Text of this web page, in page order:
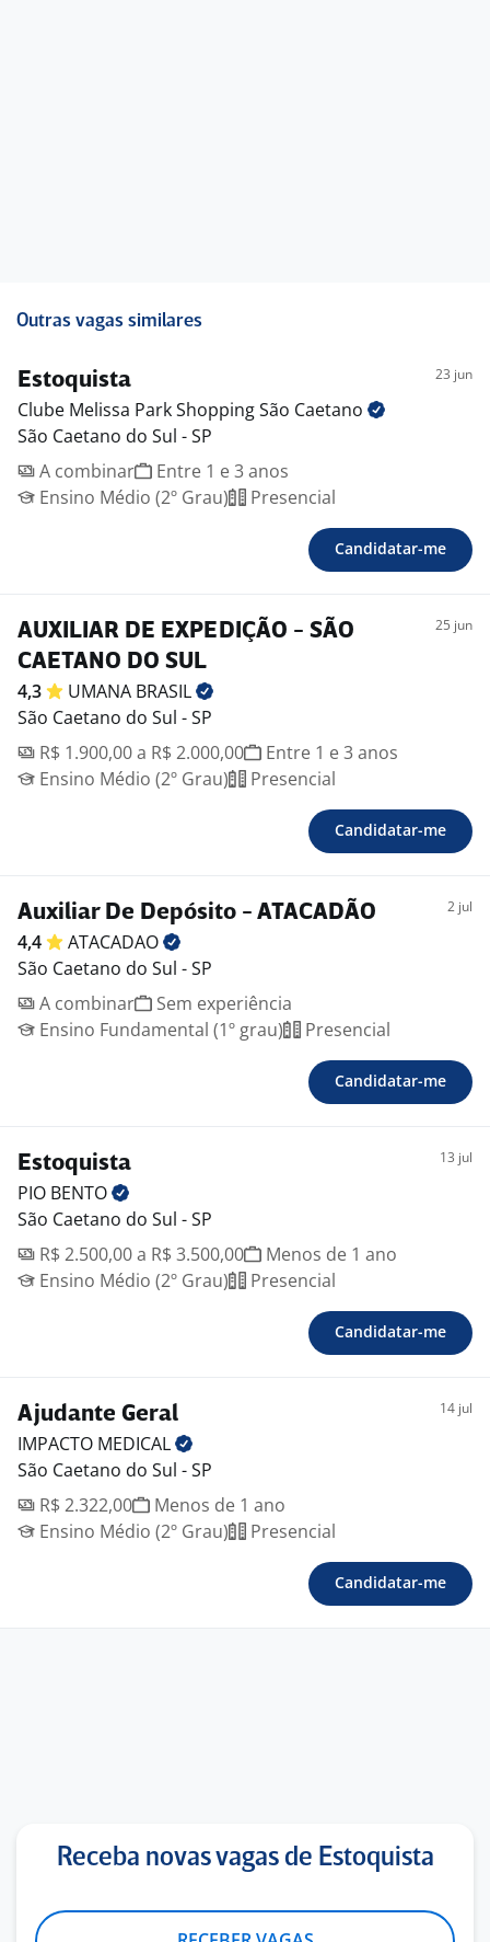
Outras vagas similares
Estoquista 23 jun
Clube Melissa Park Shopping São Caetano
São Caetano do Sul - SP
A combinar
Entre 1 e 3 anos
Ensino Médio (2º Grau)
Presencial
Candidatar-me
AUXILIAR DE EXPEDIÇÃO - SÃO
CAETANO DO SUL
25 jun
4,3 UMANA BRASIL
São Caetano do Sul - SP
R$ 1.900,00 a R$ 2.000,00
Entre 1 e 3 anos
Ensino Médio (2º Grau)
Presencial
Candidatar-me
Auxiliar De Depósito - ATACADÃO 2 jul
4,4
ATACADAO
São Caetano do Sul - SP
A combinar
Sem experiência
Ensino Fundamental (1º grau)
Presencial
Candidatar-me
Estoquista 13 jul
PIO BENTO
São Caetano do Sul - SP
R$ 2.500,00 a R$ 3.500,00
Menos de 1 ano
Ensino Médio (2º Grau)
Presencial
Candidatar-me
Ajudante Geral 14 jul
IMPACTO MEDICAL
São Caetano do Sul - SP
R$ 2.322,00
Menos de 1 ano
Ensino Médio (2º Grau)
Presencial
Candidatar-me
Receba novas vagas de Estoquista